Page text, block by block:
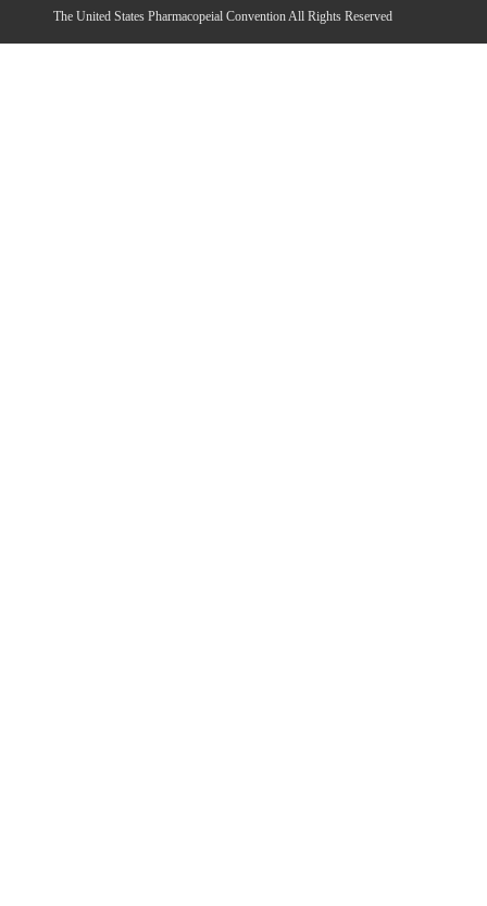
The United States Pharmacopeial Convention All Rights Reserved